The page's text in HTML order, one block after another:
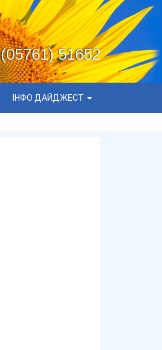
(05761) 51652
ІНФО ДАЙДЖЕСТ